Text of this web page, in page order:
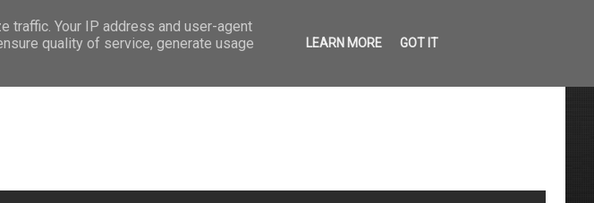
Your IP address and user-agent
quality of service, generate usage
LEARN MORE GOT IT